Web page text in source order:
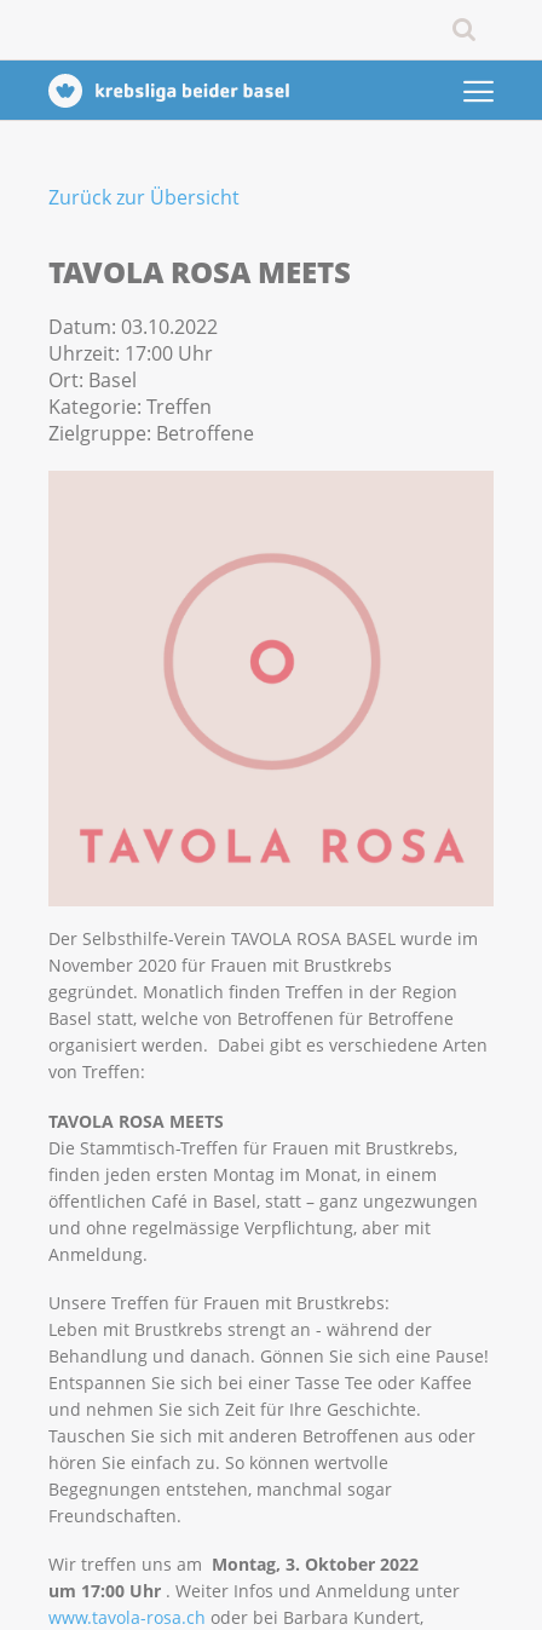
Zurück zur Übersicht
TAVOLA ROSA MEETS
Datum: 03.10.2022
Uhrzeit: 17:00 Uhr
Ort: Basel
Kategorie: Treffen
Zielgruppe: Betroffene
Der Selbsthilfe-Verein TAVOLA ROSA BASEL wurde im
November 2020 für Frauen mit Brustkrebs
gegründet. Monatlich finden Treffen in der Region
Basel statt, welche von Betroffenen für Betroffene
organisiert werden. Dabei gibt es verschiedene Arten
von Treffen:
TAVOLA ROSA MEETS
Die Stammtisch-Treffen für Frauen mit Brustkrebs,
finden jeden ersten Montag im Monat, in einem
öffentlichen Café in Basel, statt – ganz ungezwungen
und ohne regelmässige Verpflichtung, aber mit
Anmeldung.
Unsere Treffen für Frauen mit Brustkrebs:
Leben mit Brustkrebs strengt an - während der
Behandlung und danach. Gönnen Sie sich eine Pause!
Entspannen Sie sich bei einer Tasse Tee oder Kaffee
und nehmen Sie sich Zeit für Ihre Geschichte.
Tauschen Sie sich mit anderen Betroffenen aus oder
hören Sie einfach zu. So können wertvolle
Begegnungen entstehen, manchmal sogar
Freundschaften.
Wir treffen uns am Montag, 3. Oktober 2022
um 17:00 Uhr . Weiter Infos und Anmeldung unter
www.tavola-rosa.ch oder bei Barbara Kundert,